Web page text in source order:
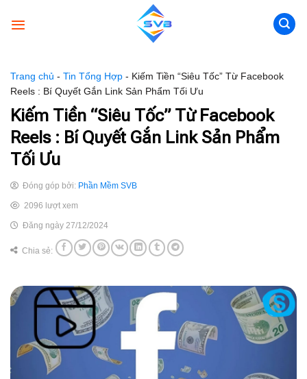
Trang chủ - Tin Tổng Hợp - Kiếm Tiền “Siêu Tốc” Từ Facebook
Reels : Bí Quyết Gắn Link Sản Phẩm Tối Ưu
Kiếm Tiền “Siêu Tốc” Từ Facebook
Reels : Bí Quyết Gắn Link Sản Phẩm
Tối Ưu
Đóng góp bởi: Phần Mềm SVB
2096 lượt xem
Đăng ngày 27/12/2024
Chia sẻ: